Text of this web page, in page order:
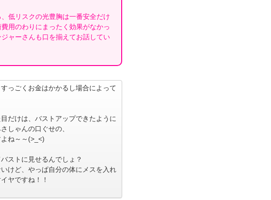
低リスクの光豊胸は一番安全だけ
用のわりにまったく効果がなかっ
ャーさんも口を揃えてお話してい
っごくお金はかかるし場合によって
だけは、バストアップできたように
しゃんの口ぐせの、
ね～～(>_<)
ストに見せるんでしょ？
けど、やっぱ自分の体にメスを入れ
ヤですね！！